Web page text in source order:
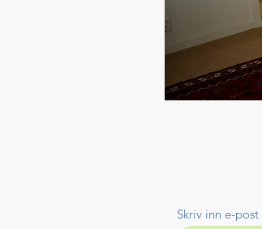
Skriv inn e-post